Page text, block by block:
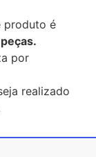
produto é
por
realizado